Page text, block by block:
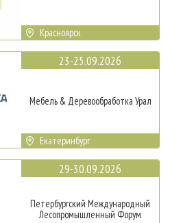
Красноярск
23-25.09.2026
Мебель & Деревообработка Урал
Екатеринбург
29-30.09.2026
Петербургский Международный
Лесопромышленный Форум